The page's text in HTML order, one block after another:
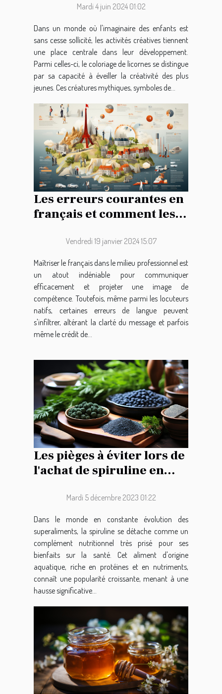
développement créatif
chez les enfants
Mardi 4 juin 2024 01:02
Dans un monde où l'imaginaire des enfants est
sans cesse sollicité, les activités créatives tiennent
une place centrale dans leur développement.
Parmi celles-ci, le coloriage de licornes se distingue
par sa capacité à éveiller la créativité des plus
jeunes. Ces créatures mythiques, symboles de...
Les erreurs courantes en
français et comment les
communication
professionnelle
Vendredi 19 janvier 2024 15:07
Maîtriser le français dans le milieu professionnel est
un atout indéniable pour communiquer
efficacement et projeter une image de
compétence. Toutefois, même parmi les locuteurs
natifs, certaines erreurs de langue peuvent
s'infiltrer, altérant la clarté du message et parfois
même le crédit de...
Les pièges à éviter lors de
l'achat de spiruline en
Mardi 5 décembre 2023 01:22
Dans le monde en constante évolution des
superaliments, la spiruline se détache comme un
complément nutritionnel très prisé pour ses
bienfaits sur la santé. Cet aliment d'origine
aquatique, riche en protéines et en nutriments,
connaît une popularité croissante, menant à une
hausse significative...